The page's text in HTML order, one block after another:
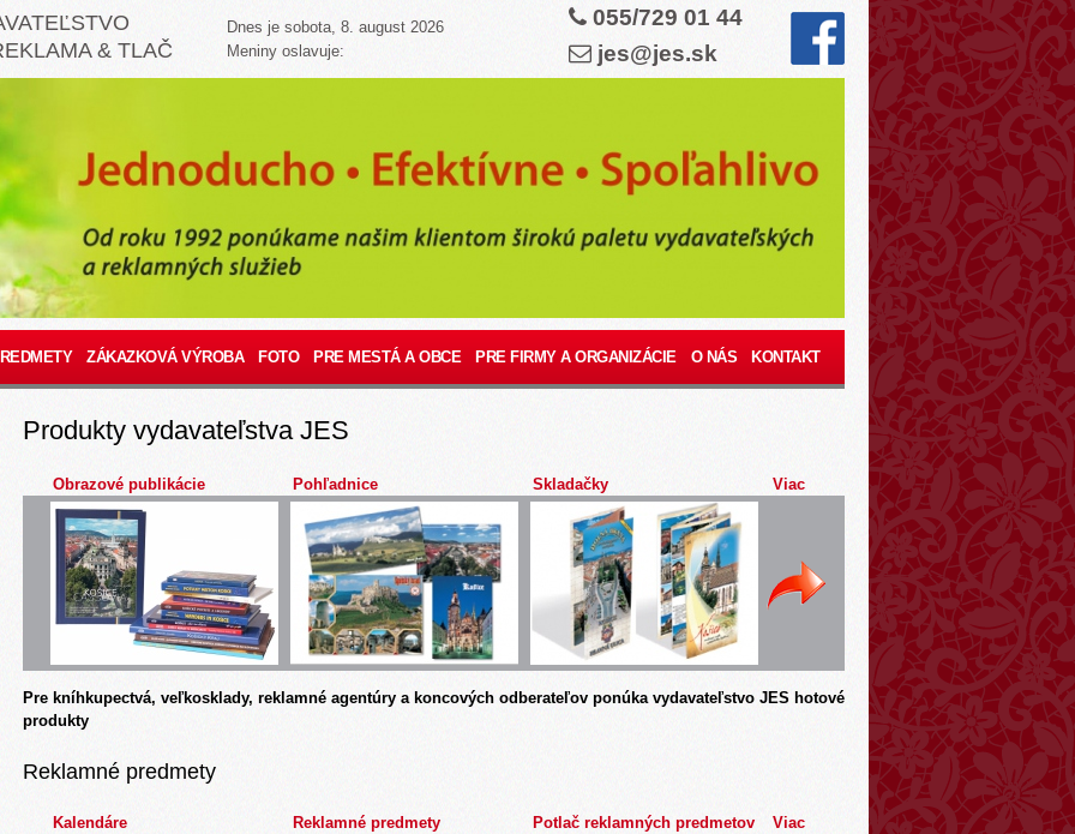
& TLAČ
Dnes je sobota, 8. august 2026
Meniny oslavuje:
055/729 01 44
jes@jes.sk
ZÁKAZKOVÁ VÝROBA FOTO PRE MESTÁ A OBCE PRE FIRMY A ORGANIZÁCIE O NÁS KONTAKT
Produkty vydavateľstva JES
Obrazové publikácie Pohľadnice Skladačky Viac
Pre kníhkupectvá, veľkosklady, reklamné agentúry a koncových odberateľov ponúka vydavateľstvo JES hotové
produkty
Reklamné predmety
Kalendáre Reklamné predmety Potlač reklamných predmetov Viac